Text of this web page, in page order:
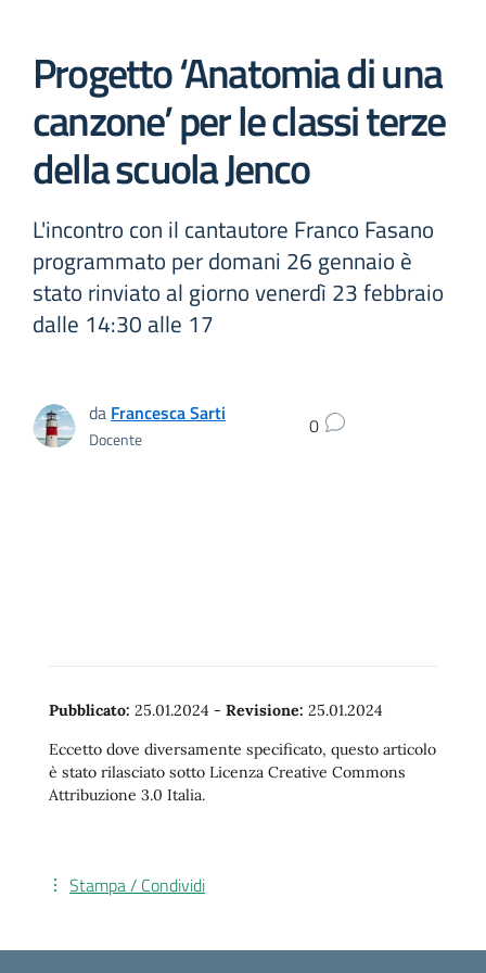
Progetto ‘Anatomia di una
canzone’ per le classi terze
della scuola Jenco
L'incontro con il cantautore Franco Fasano
programmato per domani 26 gennaio è
stato rinviato al giorno venerdì 23 febbraio
dalle 14:30 alle 17
da Francesca Sarti
Docente 0
Pubblicato: 25.01.2024 - Revisione: 25.01.2024
Eccetto dove diversamente specificato, questo articolo
è stato rilasciato sotto Licenza Creative Commons
Attribuzione 3.0 Italia.
Stampa / Condividi